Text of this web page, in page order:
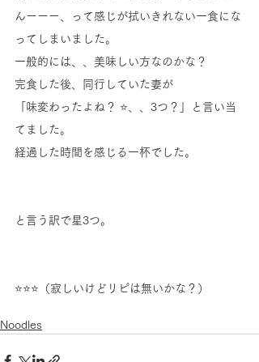
んーーー、って感じが拭いきれない一食にな
ってしまいました。
一般的には、、美味しい方なのかな？
完食した後、同行していた妻が
「味変わったよね？ ⭐、、3つ？」と言い当
てました。
経過した時間を感じる一杯でした。
と言う訳で星3つ。
⭐⭐⭐（寂しいけどリピは無いかな？）
Noodles